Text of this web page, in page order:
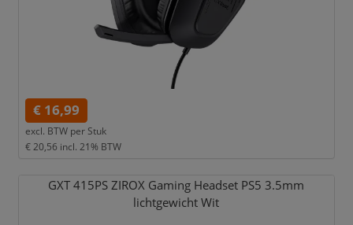
€ 16,99
excl. BTW per Stuk
€ 20,56 incl. 21% BTW
GXT 415PS ZIROX Gaming Headset PS5 3.5mm
lichtgewicht Wit